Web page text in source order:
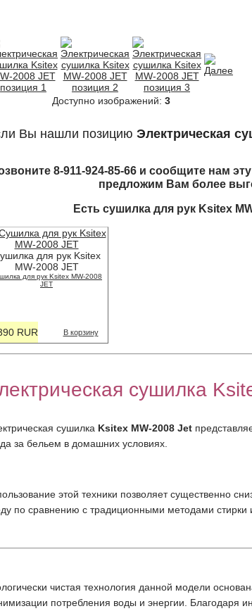
Доступно изображений: 3
Вы нашли позицию Электрическая
8-911-924-85-66 и сообщите нам
предложим Вам более
Есть сушилка для рук Ksitex
для рук Ksitex
MW-2008 JET
для рук Ksitex MW-2008
JET
RUR В корзину
сушилка
сушилка Ksitex MW-2008 Jet
за бельем в домашних условиях.
этой техники позволяет существенно
по сравнению с традиционными методами стирки
чистая технология данной модели
потребления воды и энергии. Благодаря